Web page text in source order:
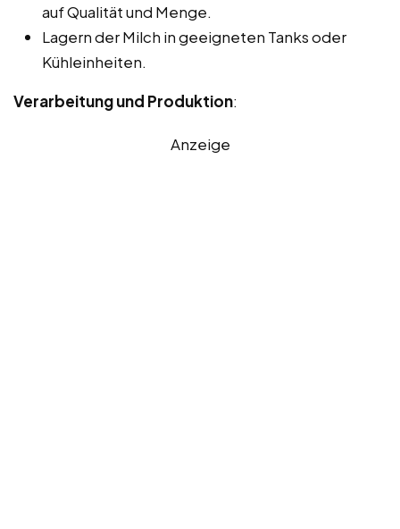
auf Qualität und Menge.
Lagern der Milch in geeigneten Tanks oder
Kühleinheiten.
Verarbeitung und Produktion:
Anzeige